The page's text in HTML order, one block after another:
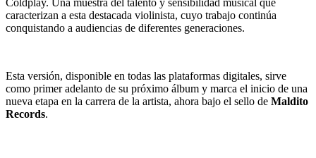
caracterizan a esta destacada violinista, cuyo trabajo continúa
conquistando a audiencias de diferentes generaciones.
Esta versión, disponible en todas las plataformas digitales, sirve
como primer adelanto de su próximo álbum y marca el inicio de una
nueva etapa en la carrera de la artista, ahora bajo el sello de Maldito
Records.